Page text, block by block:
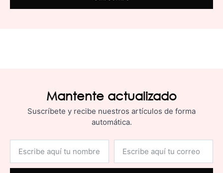
Mantente actualizado
Suscríbete y recibe nuestros artículos de forma
automática.